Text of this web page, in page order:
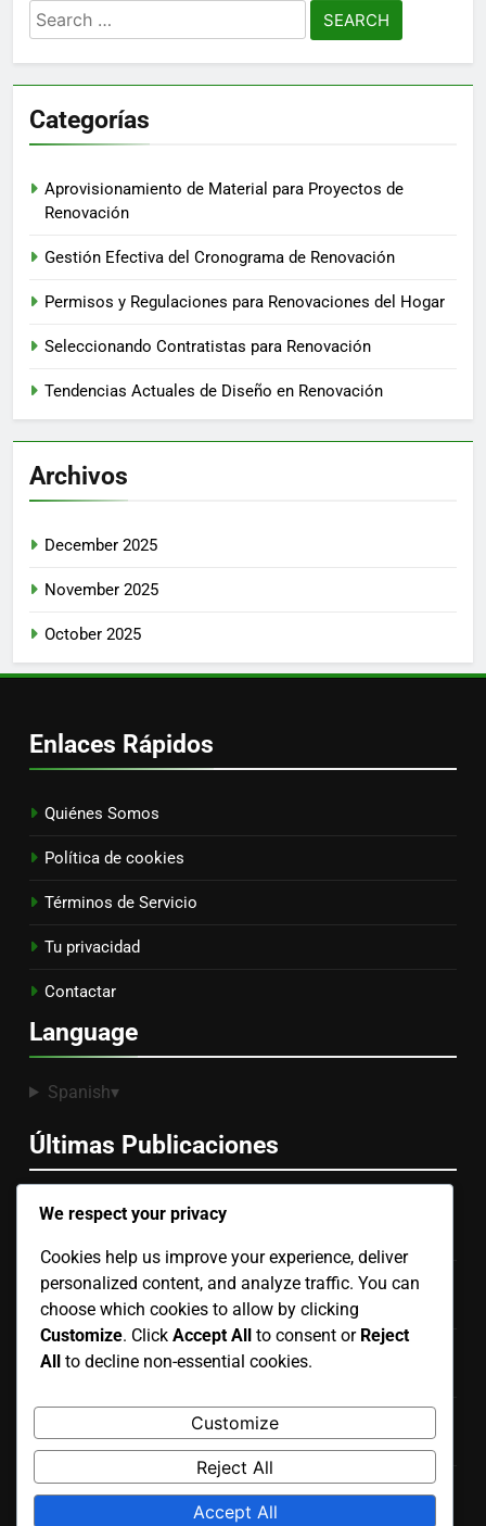
Search
for:
Categorías
Aprovisionamiento de Material para Proyectos de
Renovación
Gestión Efectiva del Cronograma de Renovación
Permisos y Regulaciones para Renovaciones del Hogar
Seleccionando Contratistas para Renovación
Tendencias Actuales de Diseño en Renovación
Archivos
December 2025
November 2025
October 2025
Enlaces Rápidos
Quiénes Somos
Política de cookies
Términos de Servicio
Tu privacidad
Contactar
Language
Spanish▾
Últimas Publicaciones
Renovación del Hogar: Combinando Elementos de
Presupuesto de Renovación del Hogar: Estableciendo
Metas Realistas Basadas en el Valor del Hogar
Renovaciones Hogareñas Eco-Friendly: Presupuesto,
Renovación del Hogar: Psicología del Color en las
Elecciones de Diseño
Presupuesto de Renovación del Hogar: Propietarios
Primerizos, Consideraciones Clave y Herramientas
We respect your privacy
Cookies help us improve your experience, deliver
personalized content, and analyze traffic. You can
choose which cookies to allow by clicking
Customize. Click Accept All to consent or Reject
All to decline non-essential cookies.
Customize
Reject All
Accept All